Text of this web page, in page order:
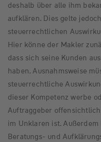
deshalb über alle ihm
aufklären. Dies gelte
steuerrechtlichen
Hier könne der Makler
dass sich seine Kunden
haben. Ausnahmsweise
steuerrechtliche
dieser Kompetenz werbe
Auftraggeber
im Unklaren ist.
Beratungs- und